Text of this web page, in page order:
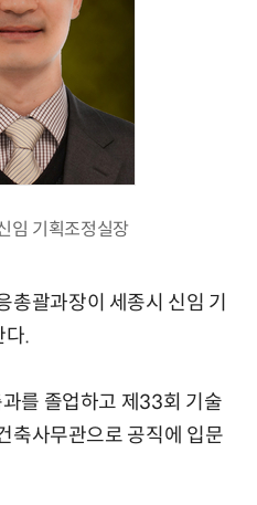
임 기획조정실장
총괄과장이 세종시 신임 기
다.
를 졸업하고 제33회 기술
축사무관으로 공직에 입문